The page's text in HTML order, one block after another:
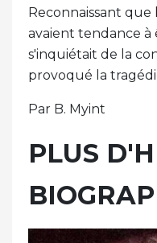
Reconnaissant
avaient tendance à
s'inquiétait de la
provoqué la
Par B. Myint
PLUS